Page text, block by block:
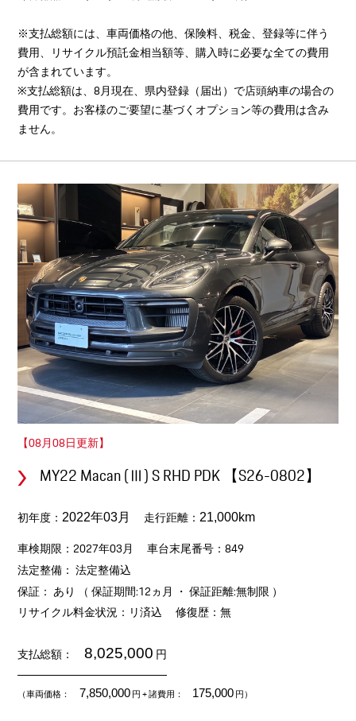
※支払総額には、車両価格の他、保険料、税金、登録等に伴う
費用、リサイクル預託金相当額等、購入時に必要な全ての費用
が含まれています。
※支払総額は、8月現在、県内登録（届出）で店頭納車の場合の
費用です。お客様のご要望に基づくオプション等の費用は含み
ません。
【08月08日更新】
MY22 Macan (Ⅲ) S RHD PDK 【S26-0802】
初年度：2022年03月 走行距離：21,000km
車検期限：2027年03月
車台末尾番号：849
法定整備： 法定整備込
保証： あり （ 保証期間:12ヵ月 ・ 保証距離:無制限 ）
リサイクル料金状況：リ済込
修復歴：無
支払総額： 8,025,000 円
（車両価格： 7,850,000円+ 諸費用： 175,000円）